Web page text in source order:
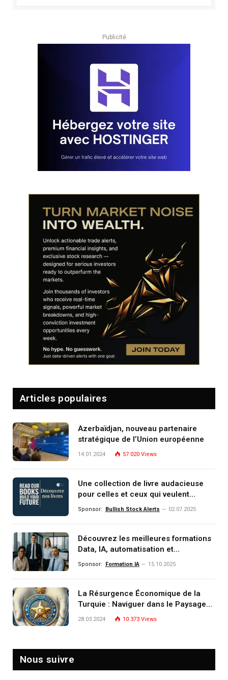
Publicité
Articles populaires
Azerbaïdjan, nouveau partenaire
stratégique de l’Union européenne
14.01.2024 57 020 Views
Une collection de livre audacieuse
pour celles et ceux qui veulent
comprendre, investir et dominer le
Sponsor: Bullish Stock Alerts 02.07.2025
Découvrez les meilleures formations
Data, IA, automatisation et
investissement (gestion de
Sponsor: Formation IA 15.10.2025
La Résurgence Économique de la
Turquie : Naviguer dans le Paysage
Post-Crise
28.03.2024 10 373 Views
Nous suivre